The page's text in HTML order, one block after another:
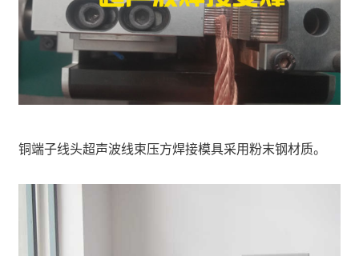
铜端子线头超声波线束压方焊接模具采用粉末钢材质。